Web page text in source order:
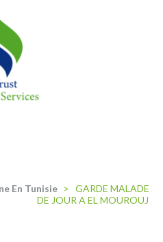
En Tunisie > GARDE MALADE
DE JOUR A EL MOUROUJ